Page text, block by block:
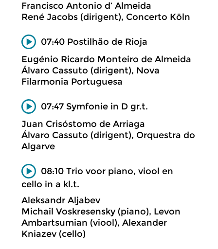
Francisco Antonio d’ Almeida
René Jacobs (dirigent), Concerto Köln
07:40 Postilhão de Rioja
Eugénio Ricardo Monteiro de Almeida
Álvaro Cassuto (dirigent), Nova
Filarmonia Portuguesa
07:47 Symfonie in D gr.t.
Juan Crisóstomo de Arriaga
Álvaro Cassuto (dirigent), Orquestra do
Algarve
08:10 Trio voor piano, viool en
cello in a kl.t.
Aleksandr Aljabev
Michail Voskresensky (piano), Levon
Ambartsumian (viool), Alexander
Kniazev (cello)